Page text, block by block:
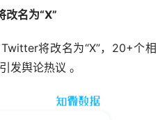
名为“X”
将改名为“X”，20+个相
发舆论热议 。